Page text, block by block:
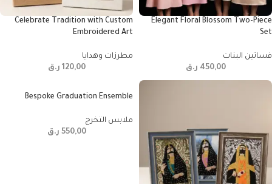
Elegant Floral Blossom Two-Piece
Set
فساتين البنات
450,00 ر.ق
Celebrate Tradition with Custom
Embroidered Art
مطرزات وهدايا
120,00 ر.ق
Bespoke Graduation Ensemble
ملابس التخرج
550,00 ر.ق